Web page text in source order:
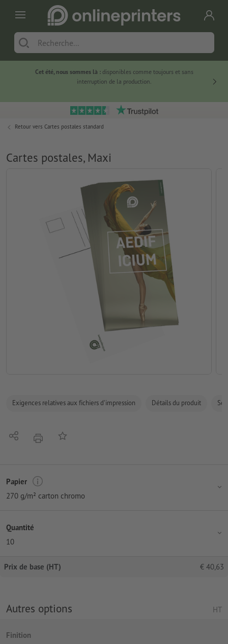
Cet été, nous sommes là :disponibles comme toujours et sans
interruption de la production.
Retour vers Cartes postales standard
Cartes postales, Maxi
Exigences relatives aux fichiers d'impression Détails du produit
PartagerimprimerAjouter à liste d'article
Papier
270 g/m² carton chromo
Quantité
10
Prix de base (HT) € 40,63
Autres options HT
Finition